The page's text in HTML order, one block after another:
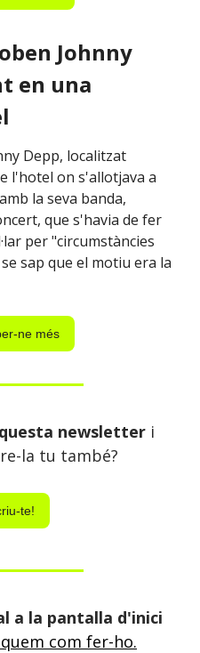
Johnny
en una
Depp, localitzat
l'hotel on s'allotjava a
la seva banda,
que s'havia de fer
per "circumstàncies
sap que el motiu era la
ne més
newsletter i
la tu també?
te!
a la pantalla d'inici
com fer-ho.